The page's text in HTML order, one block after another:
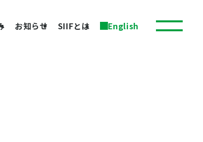
お知らせ SIIFとは English